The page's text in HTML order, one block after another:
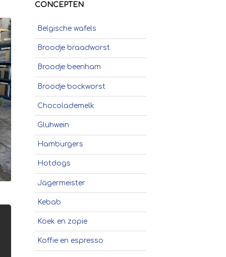
CONCEPTEN
Belgische wafels
Broodje braadworst
Broodje beenham
Broodje bockworst
Chocolademelk
Glühwein
Hamburgers
Hotdogs
Jägermeister
Kebab
Koek en zopie
Koffie en espresso